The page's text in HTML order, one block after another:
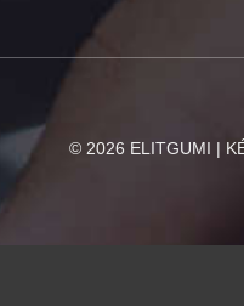
© 2026 ELITGUMI |